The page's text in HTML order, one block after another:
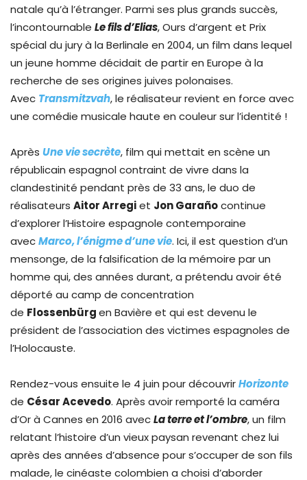
natale qu’à l’étranger. Parmi ses plus grands succès,
l’incontournable Le fils d’Elias, Ours d’argent et Prix
spécial du jury à la Berlinale en 2004, un film dans lequel
un jeune homme décidait de partir en Europe à la
recherche de ses origines juives polonaises.
Avec Transmitzvah, le réalisateur revient en force avec
une comédie musicale haute en couleur sur l’identité !
Après Une vie secrète, film qui mettait en scène un
républicain espagnol contraint de vivre dans la
clandestinité pendant près de 33 ans, le duo de
réalisateurs Aitor Arregiet Jon Garañocontinue
d’explorer l’Histoire espagnole contemporaine
avecMarco, l’énigme d’une vie. Ici, il est question d’un
mensonge, de la falsification de la mémoire par un
homme qui, des années durant, a prétendu avoir été
déporté au camp de concentration
de Flossenbürgen Bavière et qui est devenu le
président de l’association des victimes espagnoles de
l’Holocauste.
Rendez-vous ensuite le 4 juin pour découvrirHorizonte
de César Acevedo. Après avoir remporté la caméra
d’Or à Cannes en 2016 avecLa terre et l’ombre, un film
relatant l’histoire d’un vieux paysan revenant chez lui
après des années d’absence pour s’occuper de son fils
malade, le cinéaste colombien a choisi d’aborder